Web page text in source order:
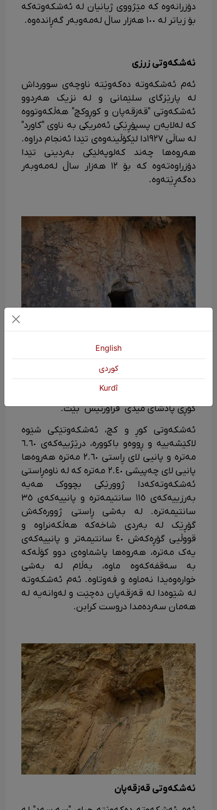
دۆزرانەوە کە مێژووی ژیانیان لە ئەشکەوتەکە
بۆ زیاتر لە ١٠٠ هەزار ساڵ لەمەوبەر گەڕاندەوە.
ئەشکەوتی زرزی
ئەم ئەشکەوتە دەکەوێتە ناوچەی سوورداش
لە پارێزگای سلێمانی و لە نزیک هەردوو
ئەشکەوتی "قەزقەپان و کوڕوکچ" هەڵکەوتووە
کە لەلایەن پسپۆڕێکی ئەمریکی بە ناوی "کاورد"
لە ساڵی ١٩٢٧دا لێکۆڵینەوەی تێدا ئەنجام دراوە.
هەروەها چەند کەلوپەلێکی بەردینی تێدا
دۆزراوەتەوە کە بۆ ١٢ هەزار ساڵ لەمەوبەر
دەگەڕێتەوە.
ئەشکەوتی کوڕ و کچ
ئەم ئەشکەوتە ئەشکەوتێکی دەستکردە و
دەکەوێتە نزیک ئەشکەوتی قەزقەپان کە دوو
گۆڕی پادشای میدی "فراورتیس" بێت.
ئەشكەوتی كوڕ و كچ، ئەشکەوتێكی شێوە
لاکێشەییە و ڕووەو باکوورە، درێژییەکەی ٦.٦٠
مەترە و پانیی لای ڕاستی ٢.٦٠ مەترە هەروەها
پانیی لای چەپیشی ٢.٤٠ مەترە كە لە ناوەڕاستی
ئەشکەوتەکەدا ژوورێکی بچووک هەیە
بەرزییەکەی ١١٥ سانتیمەترە و پانییەکەی ٣٥
سانتیمەترە. لە بەشی ڕاستی ژوورەکەش
گۆڕێک لە بەردی شاخەکە هەڵکەنراوە و
قووڵیی گۆڕەکەش ٤٠ سانتیمەتر و پانییەكەی
یەک مەترە، هەروەها پاشماوەی دوو کۆڵەکە
بە سەقفەکەوە ماوە، بەڵام لە بەشی
خوارەوەیدا نەماوە و فەوتاوە. ئەم ئەشکەوتە
لە شێوەدا لە قەزقەپان دەچێت و لەوانەیە لە
هەمان سەردەمدا دروست کرابن.
ئەشکەوتی قەزقەپان
English
كوردی
Kurdî